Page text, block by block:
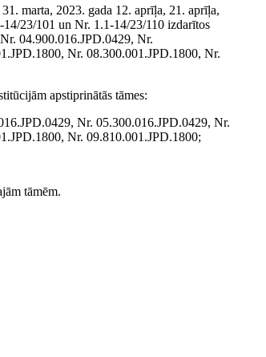
marta, 2023. gada 12. aprīļa, 21. aprīļa,
23/101 un Nr. 1.1-14/23/110 izdarītos
04.900.016.JPD.0429, Nr.
Nr. 08.300.001.JPD.1800, Nr.
apstiprinātās tāmes:
Nr. 05.300.016.JPD.0429, Nr.
Nr. 09.810.001.JPD.1800;
tāmēm.